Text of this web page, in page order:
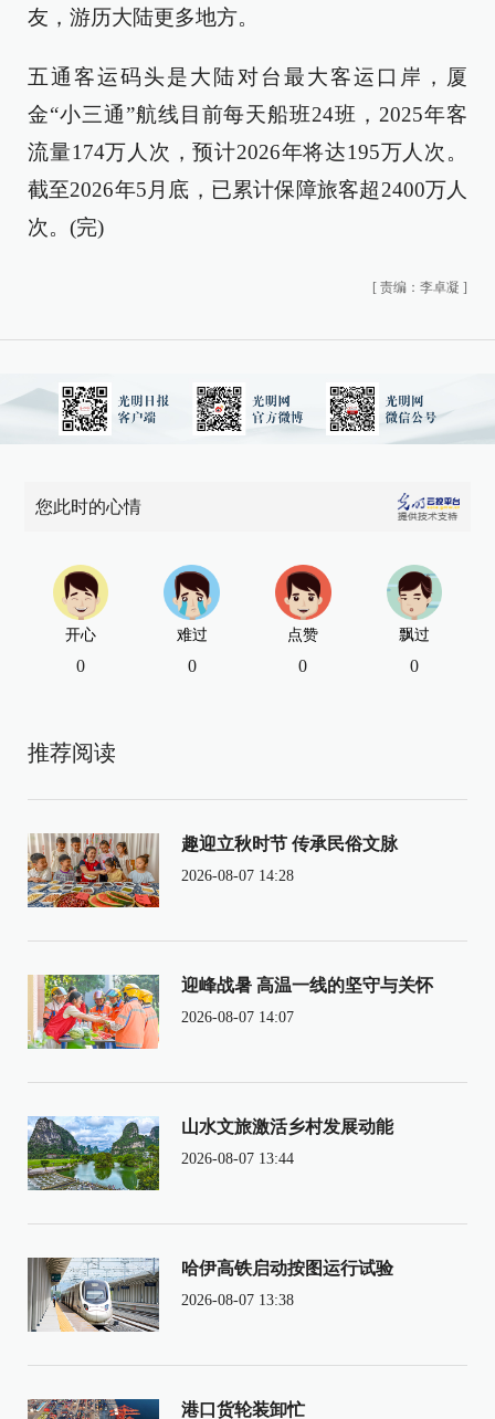
友，游历大陆更多地方。
五通客运码头是大陆对台最大客运口岸，厦
金“小三通”航线目前每天船班24班，2025年客
流量174万人次，预计2026年将达195万人次。
截至2026年5月底，已累计保障旅客超2400万人
次。(完)
[ 责编：李卓凝 ]
您此时的心情
开心
0
难过
0
点赞
0
飘过
0
推荐阅读
趣迎立秋时节 传承民俗文脉
2026-08-07 14:28
迎峰战暑 高温一线的坚守与关怀
2026-08-07 14:07
山水文旅激活乡村发展动能
2026-08-07 13:44
哈伊高铁启动按图运行试验
2026-08-07 13:38
港口货轮装卸忙